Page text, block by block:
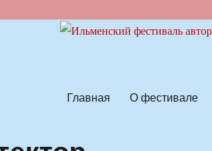
Главная О фестивале